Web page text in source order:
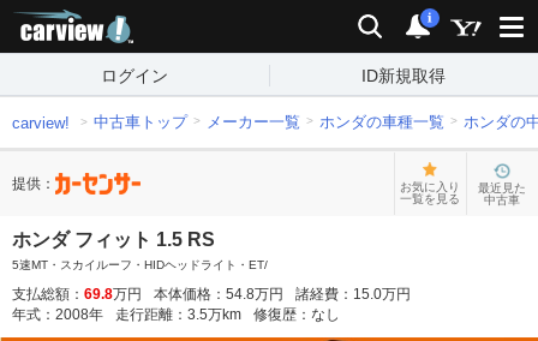
検索 通知
i
ログイン ID新規取得
carview! 中古車トップ メーカー一覧 ホンダの車種一覧 ホンダの
提供：
お気に入り
一覧を見る
最近見た
中古車
ホンダ フィット 1.5 RS
5速MT・スカイルーフ・HIDヘッドライト・ET/
支払総額： 69.8万円 本体価格： 54.8万円 諸経費： 15.0万円
年式： 2008年 走行距離： 3.5万km 修復歴： なし